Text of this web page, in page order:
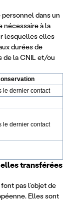
dans un
nécessaire à la
lesquelles elles
durées de
de la CNIL et/ou
le dernier contact
le dernier contact
transférées
pas l’objet de
Elles sont